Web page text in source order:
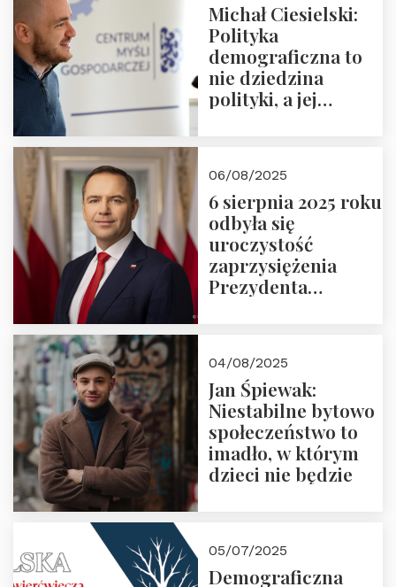
Michał Ciesielski:
Polityka
demograficzna to
nie dziedzina
polityki, a jej
06/08/2025
6 sierpnia 2025 roku
odbyła się
uroczystość
zaprzysiężenia
Prezydenta
Nawrockiego
04/08/2025
Jan Śpiewak:
Niestabilne bytowo
społeczeństwo to
imadło, w którym
dzieci nie będzie
05/07/2025
Demograficzna